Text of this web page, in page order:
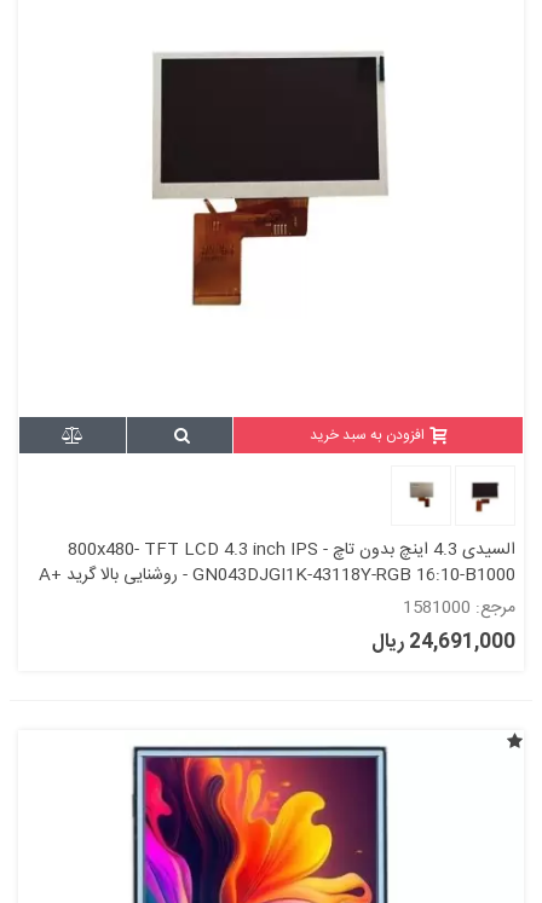
افزودن به سبد خرید
السیدی 4.3 اینچ بدون تاچ 800x480- TFT LCD 4.3 inch IPS -
GN043DJGI1K-43118Y-RGB 16:10-B1000 - روشنایی بالا گرید +A
مرجع: 1581000
24,691,000 ریال